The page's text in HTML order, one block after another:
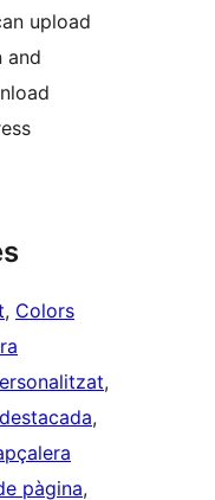
upload
and
, Colors
pàgina